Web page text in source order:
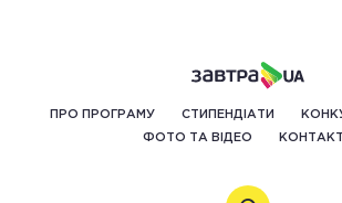
ПРО ПРОГРАМУ СТИПЕНДІАТИ
ФОТО ТА ВІДЕО